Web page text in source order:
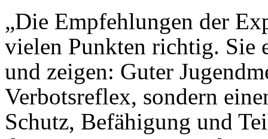
„Die Empfehlungen der
vielen Punkten richtig. Sie
und zeigen: Guter
Verbotsreflex, sondern
Schutz, Befähigung und